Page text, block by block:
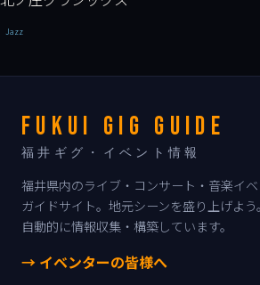
Jazz
FUKUI GIG GUIDE
福井ギグ・イベント情報
福井県内のライブ・コンサート・音楽イ
ガイドサイト。地元シーンを盛り上げよ
自動的に情報収集・構築しています。
→ イベンターの皆様へ